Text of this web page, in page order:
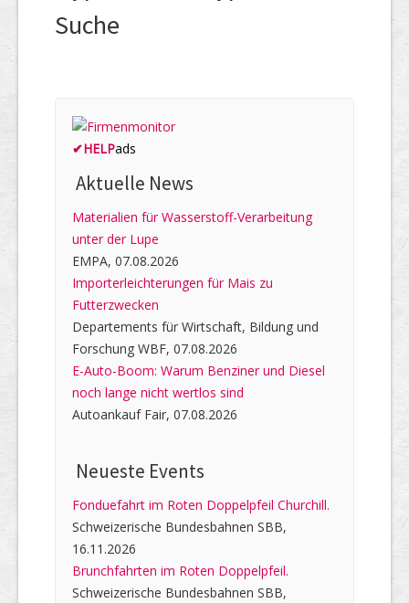
Suche
✔HELPads
Aktuelle News
Materialien für Wasserstoff-Verarbeitung
unter der Lupe
EMPA, 07.08.2026
Importerleichterungen für Mais zu
Futterzwecken
Departements für Wirtschaft, Bildung und
Forschung WBF, 07.08.2026
E-Auto-Boom: Warum Benziner und Diesel
noch lange nicht wertlos sind
Autoankauf Fair, 07.08.2026
Neueste Events
Fonduefahrt im Roten Doppelpfeil Churchill.
Schweizerische Bundesbahnen SBB,
16.11.2026
Brunchfahrten im Roten Doppelpfeil.
Schweizerische Bundesbahnen SBB,